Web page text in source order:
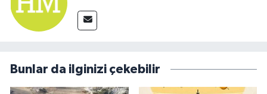
Bunlar da ilginizi çekebilir